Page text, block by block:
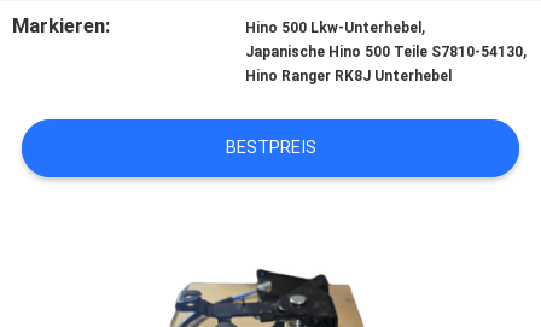
FORDERN
SIE EIN
Markieren: Hino 500 Lkw-Unterhebel ,
Japanische Hino 500 Teile S7810-54130,
Hino Ranger RK8J Unterhebel
BESTPREIS